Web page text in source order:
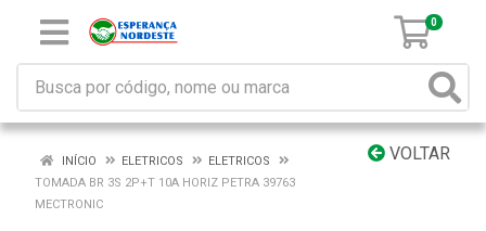
0
VOLTAR
INÍCIO ELETRICOS
ELETRICOS
TOMADA BR 3S 2P+T 10A HORIZ PETRA 39763
MECTRONIC